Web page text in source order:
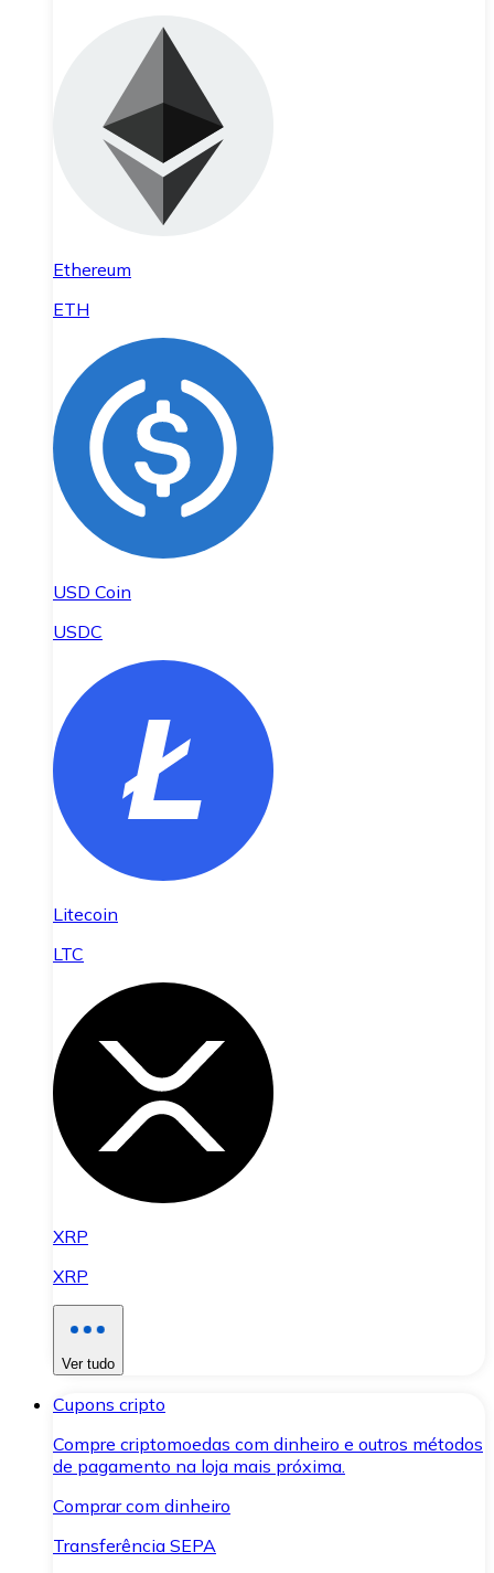
Ethereum
ETH
USD Coin
USDC
Litecoin
LTC
XRP
XRP
Ver tudo
Cupons cripto
Compre criptomoedas com dinheiro e outros métodos
de pagamento na loja mais próxima.
Comprar com dinheiro
Transferência SEPA